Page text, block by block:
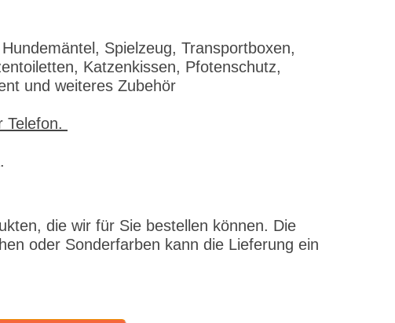
Spielzeug, Transportboxen,
Katzenkissen, Pfotenschutz,
und weiteres Zubehör
Telefon.
die wir für Sie bestellen können. Die
oder Sonderfarben kann die Lieferung ein